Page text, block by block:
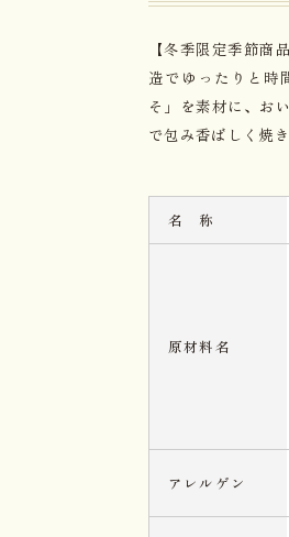
【冬季限定季節商
造でゆったりと時
そ」を素材に、お
で包み香ばしく焼
名 称
原材料名
アレルゲン